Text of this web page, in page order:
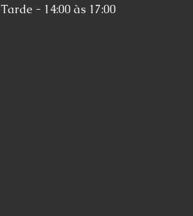
Tarde - 14:00 às 17:00